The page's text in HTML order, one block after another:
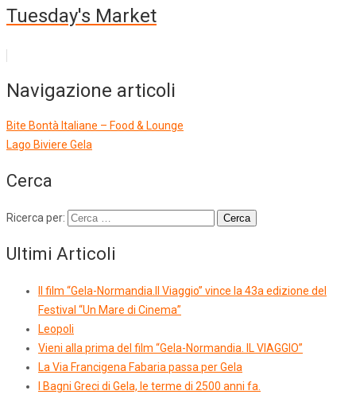
Tuesday's Market
Navigazione articoli
Bite Bontà Italiane – Food & Lounge
Lago Biviere Gela
Cerca
Ricerca per:
Ultimi Articoli
Il film “Gela-Normandia.Il Viaggio” vince la 43a edizione del
Festival “Un Mare di Cinema”
Leopoli
Vieni alla prima del film “Gela-Normandia. IL VIAGGIO”
La Via Francigena Fabaria passa per Gela
I Bagni Greci di Gela, le terme di 2500 anni fa.